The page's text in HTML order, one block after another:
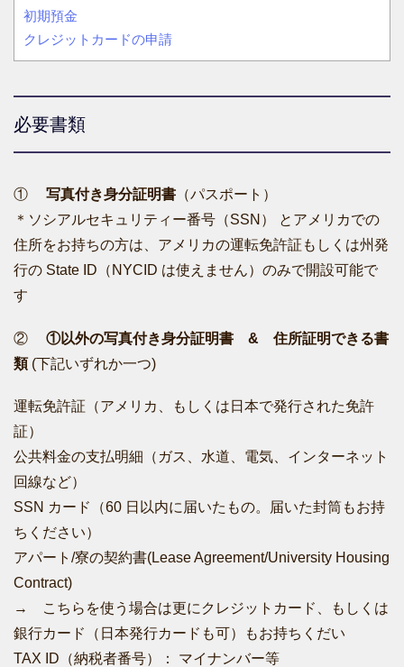
初期預金
クレジットカードの申請
必要書類
① 写真付き身分証明書 （パスポート）
＊ソシアルセキュリティー番号（SSN） とアメリカでの
住所をお持ちの方は、アメリカの運転免許証もしくは州発
行の State ID（NYCID は使えません）のみで開設可能で
す
② ①以外の写真付き身分証明書 & 住所証明できる書
類(下記いずれか一つ)
運転免許証（アメリカ、もしくは日本で発行された免許
証）
公共料金の支払明細（ガス、水道、電気、インターネット
回線など）
SSN カード（60 日以内に届いたもの。届いた封筒もお持
ちください）
アパート/寮の契約書(Lease Agreement/University Housing
Contract)
→ こちらを使う場合は更にクレジットカード、もしくは
銀行カード（日本発行カードも可）もお持ちくだい
TAX ID（納税者番号）： マイナンバー等